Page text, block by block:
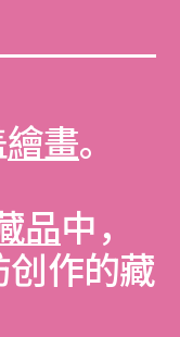
繪畫。
品中，
创作的藏